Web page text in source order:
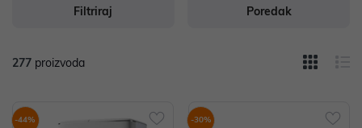
Filtriraj Poredak
277 proizvoda
-44% -30%